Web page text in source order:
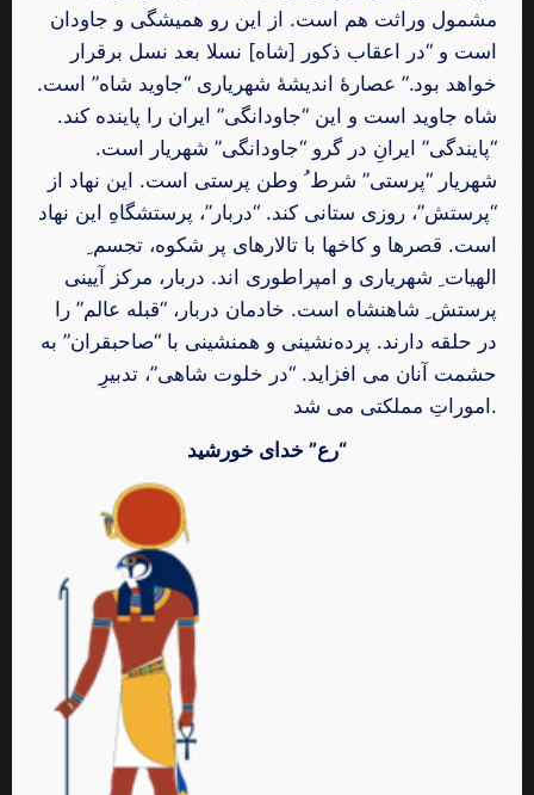
مشمول وراثت هم است. از این رو همیشگی و جاودان
است و “در اعقاب ذکور [شاه] نسلا بعد نسل برقرار
خواهد بود.” عصارۀ اندیشۀ شهریاری “جاوید شاه” است.
شاه جاوید است و این “جاودانگی” ایران را پاینده کند.
“پایندگی” ایرانِ در گرو “جاودانگی” شهریار است.
شهریار “پرستی” شرط ُ وطن پرستی است. این نهاد از
“پرستش”، روزی ستانی کند. “دربار”، پرستشگاهِ این نهاد
است. قصرها و کاخها با تالارهای پر شکوه، تجسم ِ
الهیات ِ شهریاری و امپراطوری اند. دربار، مرکز آیینی
پرستش ِ شاهنشاه است. خادمان دربار، “قبله عالم” را
در حلقه دارند. پرده‌نشینی و همنشینی با “صاحبقران” به
حشمت آنان می افزاید. “در خلوت شاهی”، تدبیرِ
اموراتِ مملکتی می شد.
رع” خدای خورشید“